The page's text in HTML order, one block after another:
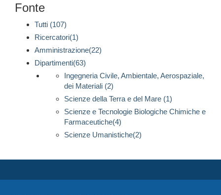
Fonte
Tutti (107)
Ricercatori(1)
Amministrazione(22)
Dipartimenti(63)
Ingegneria Civile, Ambientale, Aerospaziale,
dei Materiali (2)
Scienze della Terra e del Mare (1)
Scienze e Tecnologie Biologiche Chimiche e
Farmaceutiche(4)
Scienze Umanistiche(2)